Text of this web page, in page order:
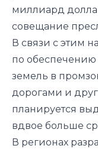
миллиард
совещание
В связи с этим
по обеспечению
земель в
дорогами и
планируется
вдвое больше
В регионах